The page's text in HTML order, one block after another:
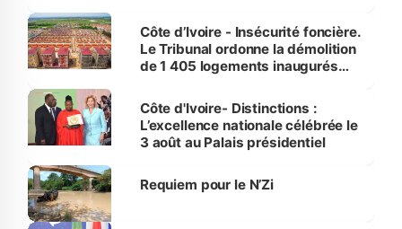
Côte d’Ivoire - Insécurité foncière.
Le Tribunal ordonne la démolition
de 1 405 logements inaugurés
Bassam
Côte d'Ivoire- Distinctions :
L’excellence nationale célébrée le
3 août au Palais présidentiel
Requiem pour le N’Zi